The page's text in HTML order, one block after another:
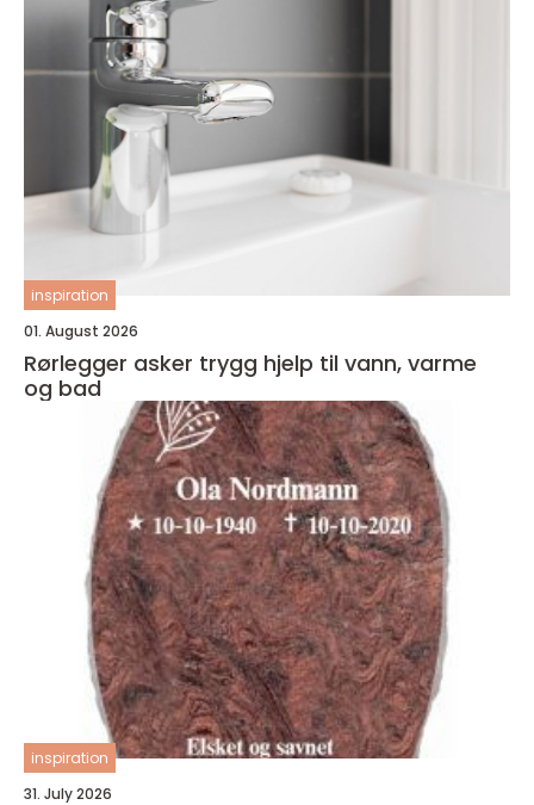
inspiration
01. August 2026
Rørlegger asker trygg hjelp til vann, varme
og bad
inspiration
31. July 2026